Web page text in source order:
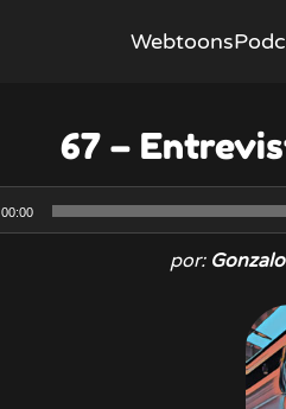
Webtoons
67 –
00:00
por: